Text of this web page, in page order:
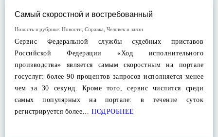
Самый скоростной и востребованный
Новость в рубрике: Новости Справка Человек и закон
Сервис Федеральной службы судебных приставов
Российской Федерации «Ход исполнительного
производства» является самым скоростным на портале
госуслуг: более 90 процентов запросов исполняется менее
чем за 30 секунд. Кроме того, сервис числится среди
самых популярных на портале: в течение суток
регистрируется более… ПОДРОБНЕЕ